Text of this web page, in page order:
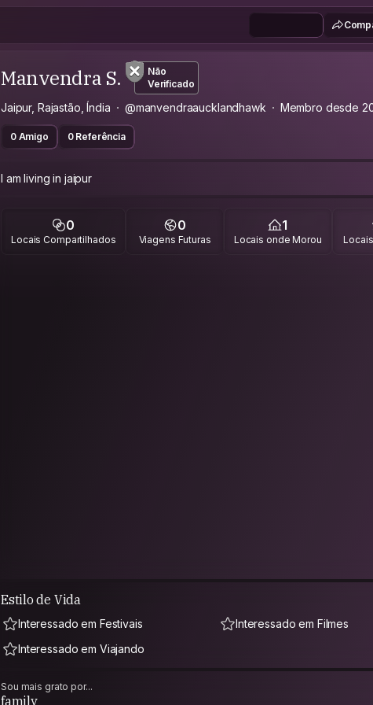
Manvendra S.
Não
Verificado
Jaipur, Rajastão, Índia @manvendraaucklandhawk Membro desde
0 Amigo 0 Referência
I am living in jaipur
0
Locais Compartilhados
0
Viagens Futuras
1
Locais onde Morou
Estilo de Vida
Interessado em Festivais
Interessado em Filmes
Interessado em Viajando
Sou mais grato por...
family